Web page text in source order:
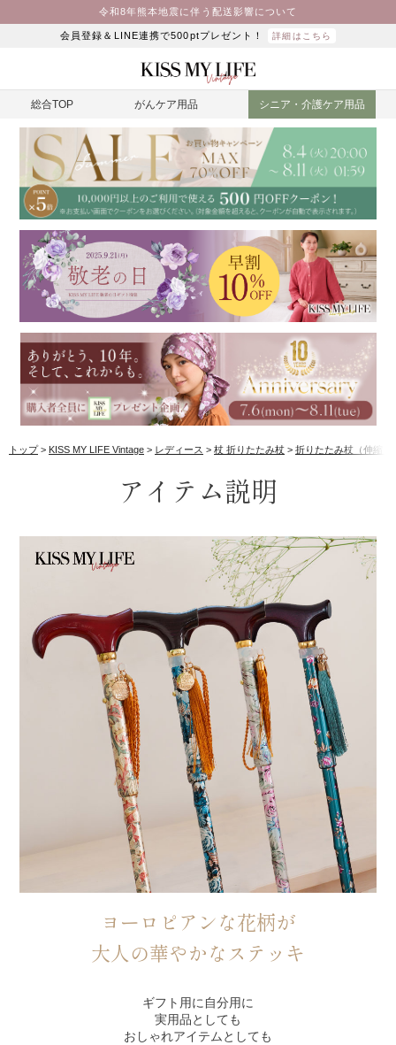
令和8年熊本地震に伴う配送影響について
会員登録＆LINE連携で500ptプレゼント！ 詳細はこちら
総合TOP がんケア用品 シニア・介護ケア用品
トップ KISS MY LIFE Vintage レディース 杖 折りたたみ杖 折りたたみ杖（伸縮）
アイテム説明
ヨーロピアンな花柄が
大人の華やかなステッキ
ギフト用に自分用に
実用品としても
おしゃれアイテムとしても